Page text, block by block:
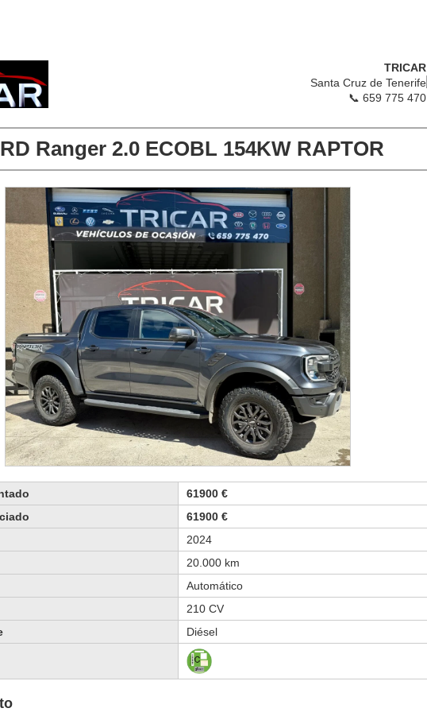
TRICAR
Santa Cruz de Tenerife
📞 659 775 470
Ranger 2.0 ECOBL 154KW RAPTOR
61900 €
61900 €
2024
20.000 km
Automático
210 CV
Diésel